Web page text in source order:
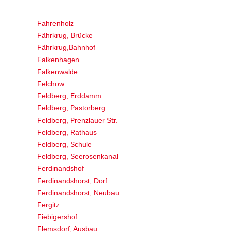
Fahrenholz
Fährkrug, Brücke
Fährkrug,Bahnhof
Falkenhagen
Falkenwalde
Felchow
Feldberg, Erddamm
Feldberg, Pastorberg
Feldberg, Prenzlauer Str.
Feldberg, Rathaus
Feldberg, Schule
Feldberg, Seerosenkanal
Ferdinandshof
Ferdinandshorst, Dorf
Ferdinandshorst, Neubau
Fergitz
Fiebigershof
Flemsdorf, Ausbau